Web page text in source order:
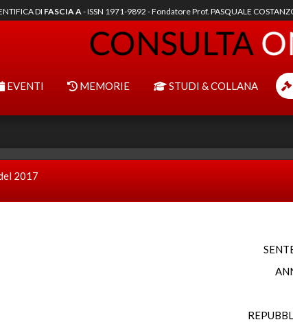
DI FASCIA A- ISSN 1971-9892 - Fondatore Prof. PASQUALE
EVENTI MEMORIE STUDI & COLLANA
2017